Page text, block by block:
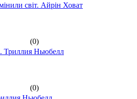
світ. Айрін Ховат
(0)
Триллия Ньюбелл
(0)